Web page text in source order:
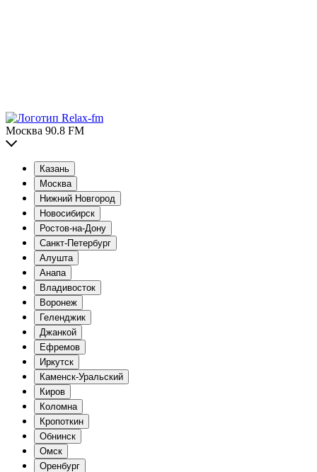
Москва 90.8 FM
Казань
Москва
Нижний Новгород
Новосибирск
Ростов-на-Дону
Санкт-Петербург
Алушта
Анапа
Владивосток
Воронеж
Геленджик
Джанкой
Ефремов
Иркутск
Каменск-Уральский
Киров
Коломна
Кропоткин
Обнинск
Омск
Оренбург